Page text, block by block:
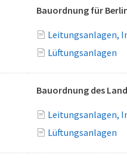
Bauordnung für
Leitungsanlagen,
Lüftungsanlagen
Bauordnung des
Leitungsanlagen,
Lüftungsanlagen